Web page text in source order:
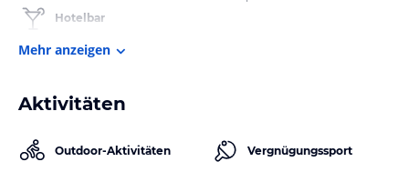
Hotelbar
Mehr anzeigen
Aktivitäten
Outdoor-Aktivitäten Vergnügungssport